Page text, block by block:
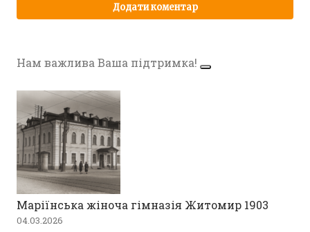
Нам важлива Ваша підтримка!
Маріїнська жіноча гімназія Житомир 1903
04.03.2026